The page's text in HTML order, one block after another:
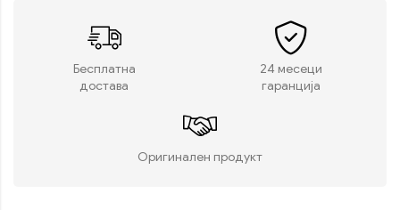
Бесплатна
достава
24 месеци
гаранција
Оригинален продукт